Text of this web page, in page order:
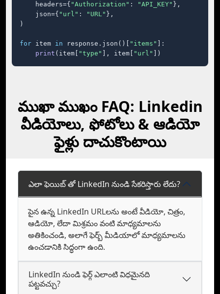
    headers={
"Authorization" : "API_KEY" },
    json={
"url" : "URL" },
)
for item in response.json()[ "items"
]:
print (item[ "type" ], item[ "url" ])
ముఖా ముఖం FAQ: Linkedin
వీడియోలు, ఫోటోలు & ఆడియో
ఫైళ్లు దాచుకొంటాయి
ఎలా ఫెయిబ్ తో LinkedIn నుండి సేకరిస్తారు లేదు?
పైన ఉన్న LinkedIn URLలను అంటే వీడియో, చిత్రం,
ఆడియో, లేదా మిశ్రమం వంటి మాధ్యమాలను
అతికించండి, అలాగే ఫెర్బ్‌ మీడియాలో మాధ్యమాలను
ఉంచడానికి సిద్ధంగా ఉంది.
LinkedIn నుండి ఫెర్గ్‌ ఎలాంటి విధమైనది
పట్టవచ్చు?